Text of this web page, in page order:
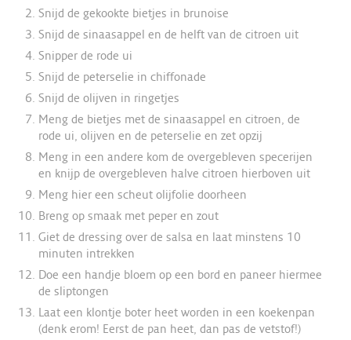
Snijd de gekookte bietjes in brunoise
Snijd de sinaasappel en de helft van de citroen uit
Snipper de rode ui
Snijd de peterselie in chiffonade
Snijd de olijven in ringetjes
Meng de bietjes met de sinaasappel en citroen, de
rode ui, olijven en de peterselie en zet opzij
Meng in een andere kom de overgebleven specerijen
en knijp de overgebleven halve citroen hierboven uit
Meng hier een scheut olijfolie doorheen
Breng op smaak met peper en zout
Giet de dressing over de salsa en laat minstens 10
minuten intrekken
Doe een handje bloem op een bord en paneer hiermee
de sliptongen
Laat een klontje boter heet worden in een koekenpan
(denk erom! Eerst de pan heet, dan pas de vetstof!)